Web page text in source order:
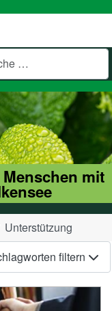
mit
Unterstützung
filtern